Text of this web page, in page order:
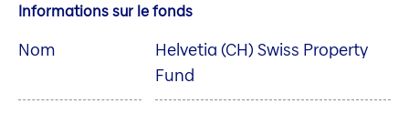
Informations sur le fonds
Nom
Helvetia (CH) Swiss Property
Fund